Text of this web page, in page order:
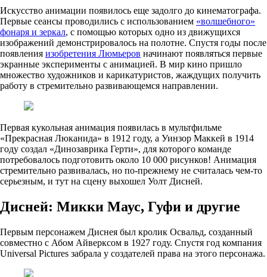
Искусство анимации появилось еще задолго до кинематографа.
Первые сеансы проводились с использованием «волшебного»
фонаря и зеркал, с помощью которых одно из движущихся
изображений демонстрировалось на полотне. Спустя годы после
появления изобретения Люмьеров начинают появляться первые
экранные эксперименты с анимацией. В мир кино пришло
множество художников и карикатуристов, жаждущих получить
работу в стремительно развивающемся направлении.
Первая кукольная анимация появилась в мультфильме
«Прекрасная Люканида» в 1912 году, а Уинзор Маккей в 1914
году создал «Динозаврика Герти», для которого команде
потребовалось подготовить около 10 000 рисунков! Анимация
стремительно развивалась, но по-прежнему не считалась чем-то
серьезным, и тут на сцену выхошел Уолт Дисней.
Дисней: Микки Маус, Гуфи и другие
Первым персонажем Диснея был кролик Освальд, созданный
совместно с Абом Айверксом в 1927 году. Спустя год компания
Universal Pictures забрала у создателей права на этого персонажа.